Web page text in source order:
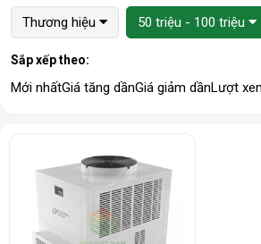
Thương hiệu 50 triệu - 100 triệu
Sắp xếp theo:
Mới nhấtGiá tăng dầnGiá giảm dầnLượt